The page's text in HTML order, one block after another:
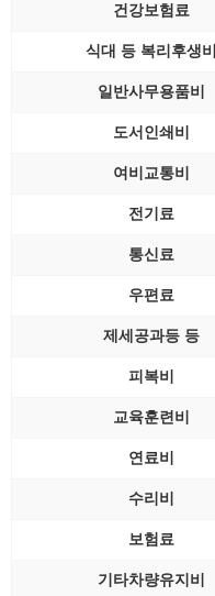
건강보험료
식대 등 복리후생비
일반사무용품비
도서인쇄비
여비교통비
전기료
통신료
우편료
제세공과등 등
피복비
교육훈련비
연료비
수리비
보험료
기타차량유지비